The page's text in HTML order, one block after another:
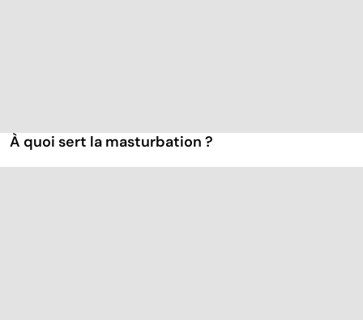
À quoi sert la masturbation ?